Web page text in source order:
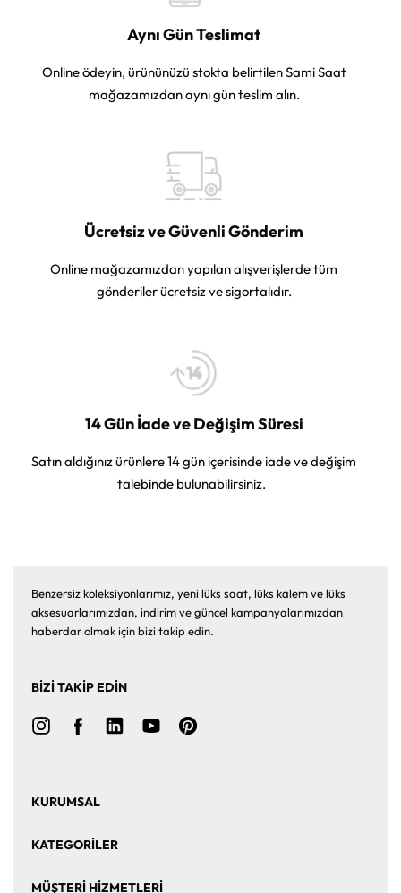
Aynı Gün Teslimat
Online ödeyin, ürününüzü stokta belirtilen Sami Saat
mağazamızdan aynı gün teslim alın.
Ücretsiz ve Güvenli Gönderim
Online mağazamızdan yapılan alışverişlerde tüm
gönderiler ücretsiz ve sigortalıdır.
14 Gün İade ve Değişim Süresi
Satın aldığınız ürünlere 14 gün içerisinde iade ve değişim
talebinde bulunabilirsiniz.
Benzersiz koleksiyonlarımız, yeni lüks saat, lüks kalem ve lüks
aksesuarlarımızdan, indirim ve güncel kampanyalarımızdan
haberdar olmak için bizi takip edin.
BİZİ TAKİP EDİN
KURUMSAL
KATEGORİLER
MÜŞTERİ HİZMETLERİ